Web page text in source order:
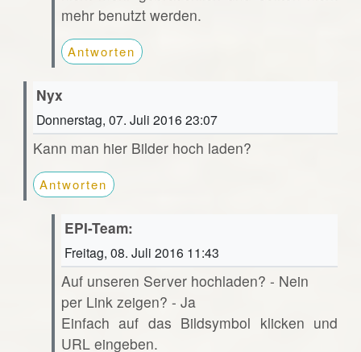
mehr benutzt werden.
Antworten
Nyx
Donnerstag, 07. Juli 2016 23:07
Kann man hier Bilder hoch laden?
Antworten
EPI-Team:
Freitag, 08. Juli 2016 11:43
Auf unseren Server hochladen? - Nein
per Link zeigen? - Ja
Einfach auf das Bildsymbol klicken und
URL eingeben.